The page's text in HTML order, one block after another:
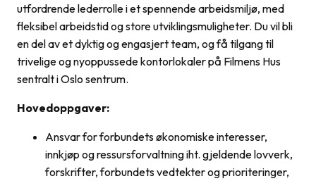
utfordrende lederrolle i et spennende arbeidsmiljø, med
fleksibel arbeidstid og store utviklingsmuligheter. Du vil bli
en del av et dyktig og engasjert team, og få tilgang til
trivelige og nyoppussede kontorlokaler på Filmens Hus
sentralt i Oslo sentrum.
Hovedoppgaver:
Ansvar for forbundets økonomiske interesser,
innkjøp og ressursforvaltning iht. gjeldende lovverk,
forskrifter, forbundets vedtekter og prioriteringer,